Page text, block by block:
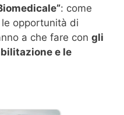
: come
opportunità di
a che fare con gli
e le